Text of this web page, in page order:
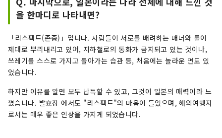
을 한마디로 나타내면?
「리스펙트(존중)」입니다. 사람들이 서로를 배려하는 매너와 룰이
제대로 뿌리내리고 있어, 지하철로의 통화가 금지되고 있는 것이나,
쓰레기를 스스로 가지고 돌아가는 습관 등, 처음에는 놀라운 면도 있
었습니다.
하지만 이유를 알면 모두 납득할 수 있고, 그것이 일본의 매력이라 느
꼈습니다. 발효장 에서도 "리스펙트"의 마음이 들었으며, 해외여행자
로서는 매우 좋은 인상을 가지게 되었습니다.